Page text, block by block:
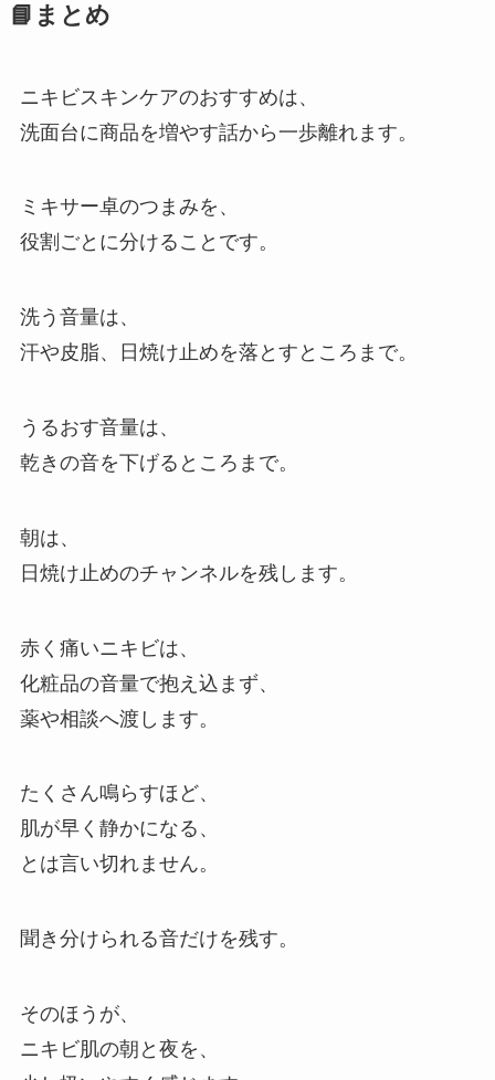
📘まとめ
ニキビスキンケアのおすすめは、
洗面台に商品を増やす話から一歩離れます。
ミキサー卓のつまみを、
役割ごとに分けることです。
洗う音量は、
汗や皮脂、日焼け止めを落とすところまで。
うるおす音量は、
乾きの音を下げるところまで。
朝は、
日焼け止めのチャンネルを残します。
赤く痛いニキビは、
化粧品の音量で抱え込まず、
薬や相談へ渡します。
たくさん鳴らすほど、
肌が早く静かになる、
とは言い切れません。
聞き分けられる音だけを残す。
そのほうが、
ニキビ肌の朝と夜を、